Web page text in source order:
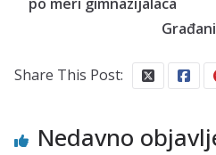
Share This Post:
Nedavno